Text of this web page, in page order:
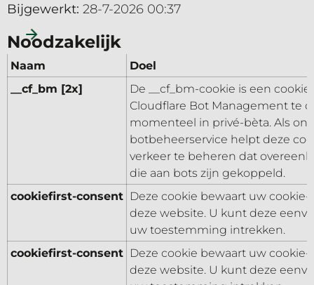
Bijgewerkt: 28-7-2026 00:37
Noodzakelijk
Naam
Doel
__cf_bm [2x]
De __cf_bm-cookie is een
Cloudflare Bot Management te
momenteel in privé-bèta. Als
botbeheerservice helpt deze
verkeer te beheren dat
die aan bots zijn gekoppeld.
cookiefirst-consent Deze cookie bewaart uw
deze website. U kunt deze
uw toestemming intrekken.
cookiefirst-consent Deze cookie bewaart uw
deze website. U kunt deze